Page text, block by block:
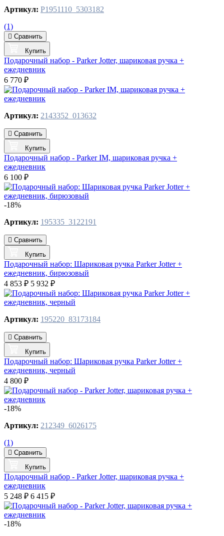
Артикул: P1951110_5303182
(1)
Сравнить
Купить
Подарочный набор - Parker Jotter, шариковая ручка +
ежедневник
6 770 ₽
Артикул: 2143352_013632
Сравнить
Купить
Подарочный набор - Parker IM, шариковая ручка +
ежедневник
6 100 ₽
-18%
Артикул: 195335_3122191
Сравнить
Купить
Подарочный набор: Шариковая ручка Parker Jotter +
ежедневник, бирюзовый
4 853 ₽ 5 932 ₽
Артикул: 195220_83173184
Сравнить
Купить
Подарочный набор: Шариковая ручка Parker Jotter +
ежедневник, черный
4 800 ₽
-18%
Артикул: 212349_6026175
(1)
Сравнить
Купить
Подарочный набор - Parker Jotter, шариковая ручка +
ежедневник
5 248 ₽ 6 415 ₽
-18%